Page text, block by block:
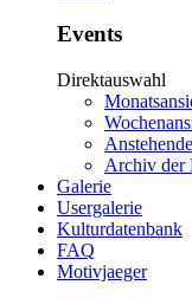
Events
Direktauswahl
Archiv der
Galerie
Usergalerie
Kulturdatenbank
FAQ
Motivjaeger